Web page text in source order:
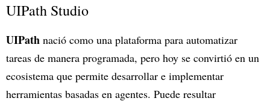
UIPath Studio
UIPath nació como una plataforma para automatizar
tareas de manera programada, pero hoy se convirtió en un
ecosistema que permite desarrollar e implementar
herramientas basadas en agentes. Puede resultar